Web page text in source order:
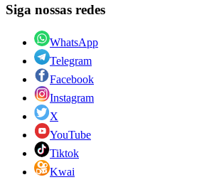
Siga nossas redes
WhatsApp
Telegram
Facebook
Instagram
X
YouTube
Tiktok
Kwai